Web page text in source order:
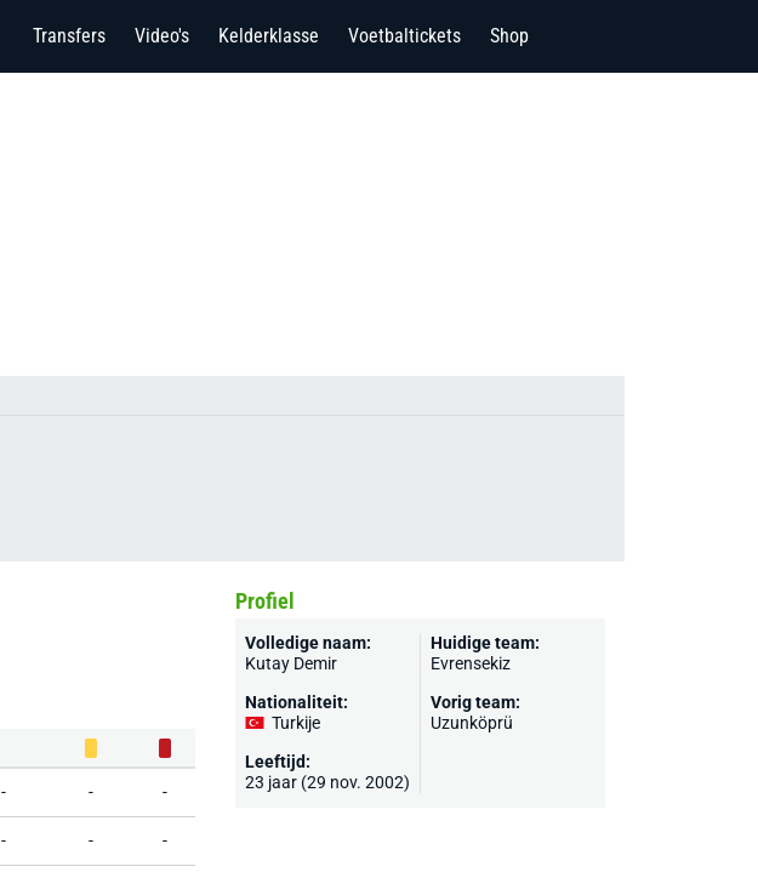
Transfers Video's Kelderklasse Voetbaltickets Shop
- - -
- - -
Profiel
Volledige naam:
Kutay Demir
Nationaliteit:
Turkije
Leeftijd:
23 jaar (29 nov. 2002)
Huidige team:
Evrensekiz
Vorig team:
Uzunköprü